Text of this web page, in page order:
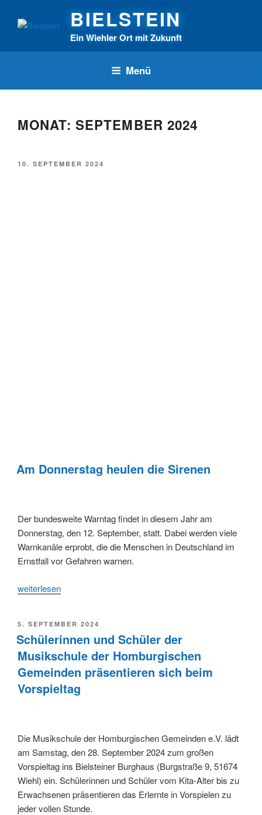
Inhalt
BIELSTEIN
Ein Wiehler Ort mit Zukunft
Menü
MONAT: SEPTEMBER 2024
VERÖFFENTLICHT
10. SEPTEMBER 2024
Am Donnerstag heulen die Sirenen
Der bundesweite Warntag findet in diesem Jahr am
Donnerstag, den 12. September, statt. Dabei werden viele
Warnkanäle erprobt, die die Menschen in Deutschland im
Ernstfall vor Gefahren warnen.
„Am
die
Sirenen“
weiterlesen
VERÖFFENTLICHT
AM
5. SEPTEMBER 2024
Schülerinnen und Schüler der
Musikschule der Homburgischen
Gemeinden präsentieren sich beim
Vorspieltag
Die Musikschule der Homburgischen Gemeinden e.V. lädt
am Samstag, den 28. September 2024 zum großen
Vorspieltag ins Bielsteiner Burghaus (Burgstraße 9, 51674
Wiehl) ein. Schülerinnen und Schüler vom Kita-Alter bis zu
Erwachsenen präsentieren das Erlernte in Vorspielen zu
jeder vollen Stunde.